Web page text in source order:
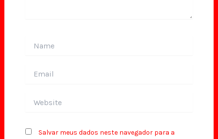
Salvar meus dados neste navegador para a